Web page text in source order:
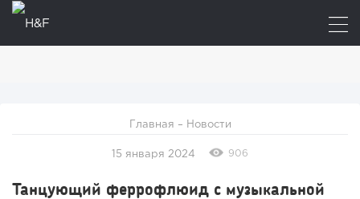
Главная – Новости
15 января 2024 906
Танцующий феррофлюид с музыкальной